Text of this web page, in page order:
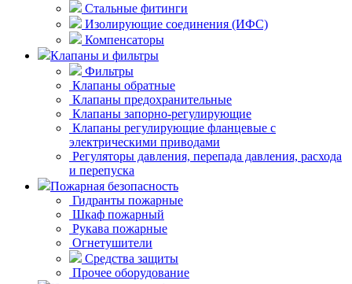
Стальные фитинги
Изолирующие соединения (ИФС)
Компенсаторы
Клапаны и фильтры
Фильтры
Клапаны обратные
Клапаны предохранительные
Клапаны запорно-регулирующие
Клапаны регулирующие фланцевые с
электрическими приводами
Регуляторы давления, перепада давления, расхода
и перепуска
Пожарная безопасность
Гидранты пожарные
Шкаф пожарный
Рукава пожарные
Огнетушители
Средства защиты
Прочее оборудование